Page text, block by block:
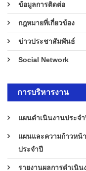
ข้อมูลการติดต่อ
กฎหมายที่เกี่ยวข้อง
ข่าวประชาสัมพันธ์
Social Network
การบริหารงาน
แผนดำเนินงานประจ
แผนและความก้าวหน้
ประจำปี
รายงานผลการดำเนิน